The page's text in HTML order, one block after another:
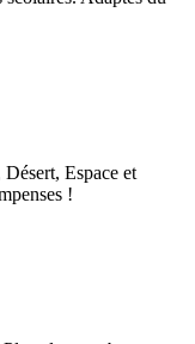
Espace et
!